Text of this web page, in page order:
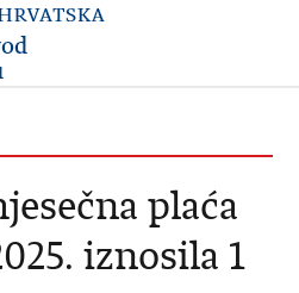
plaća
iznosila 1